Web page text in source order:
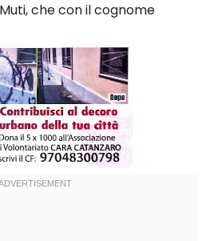
che con il cognome